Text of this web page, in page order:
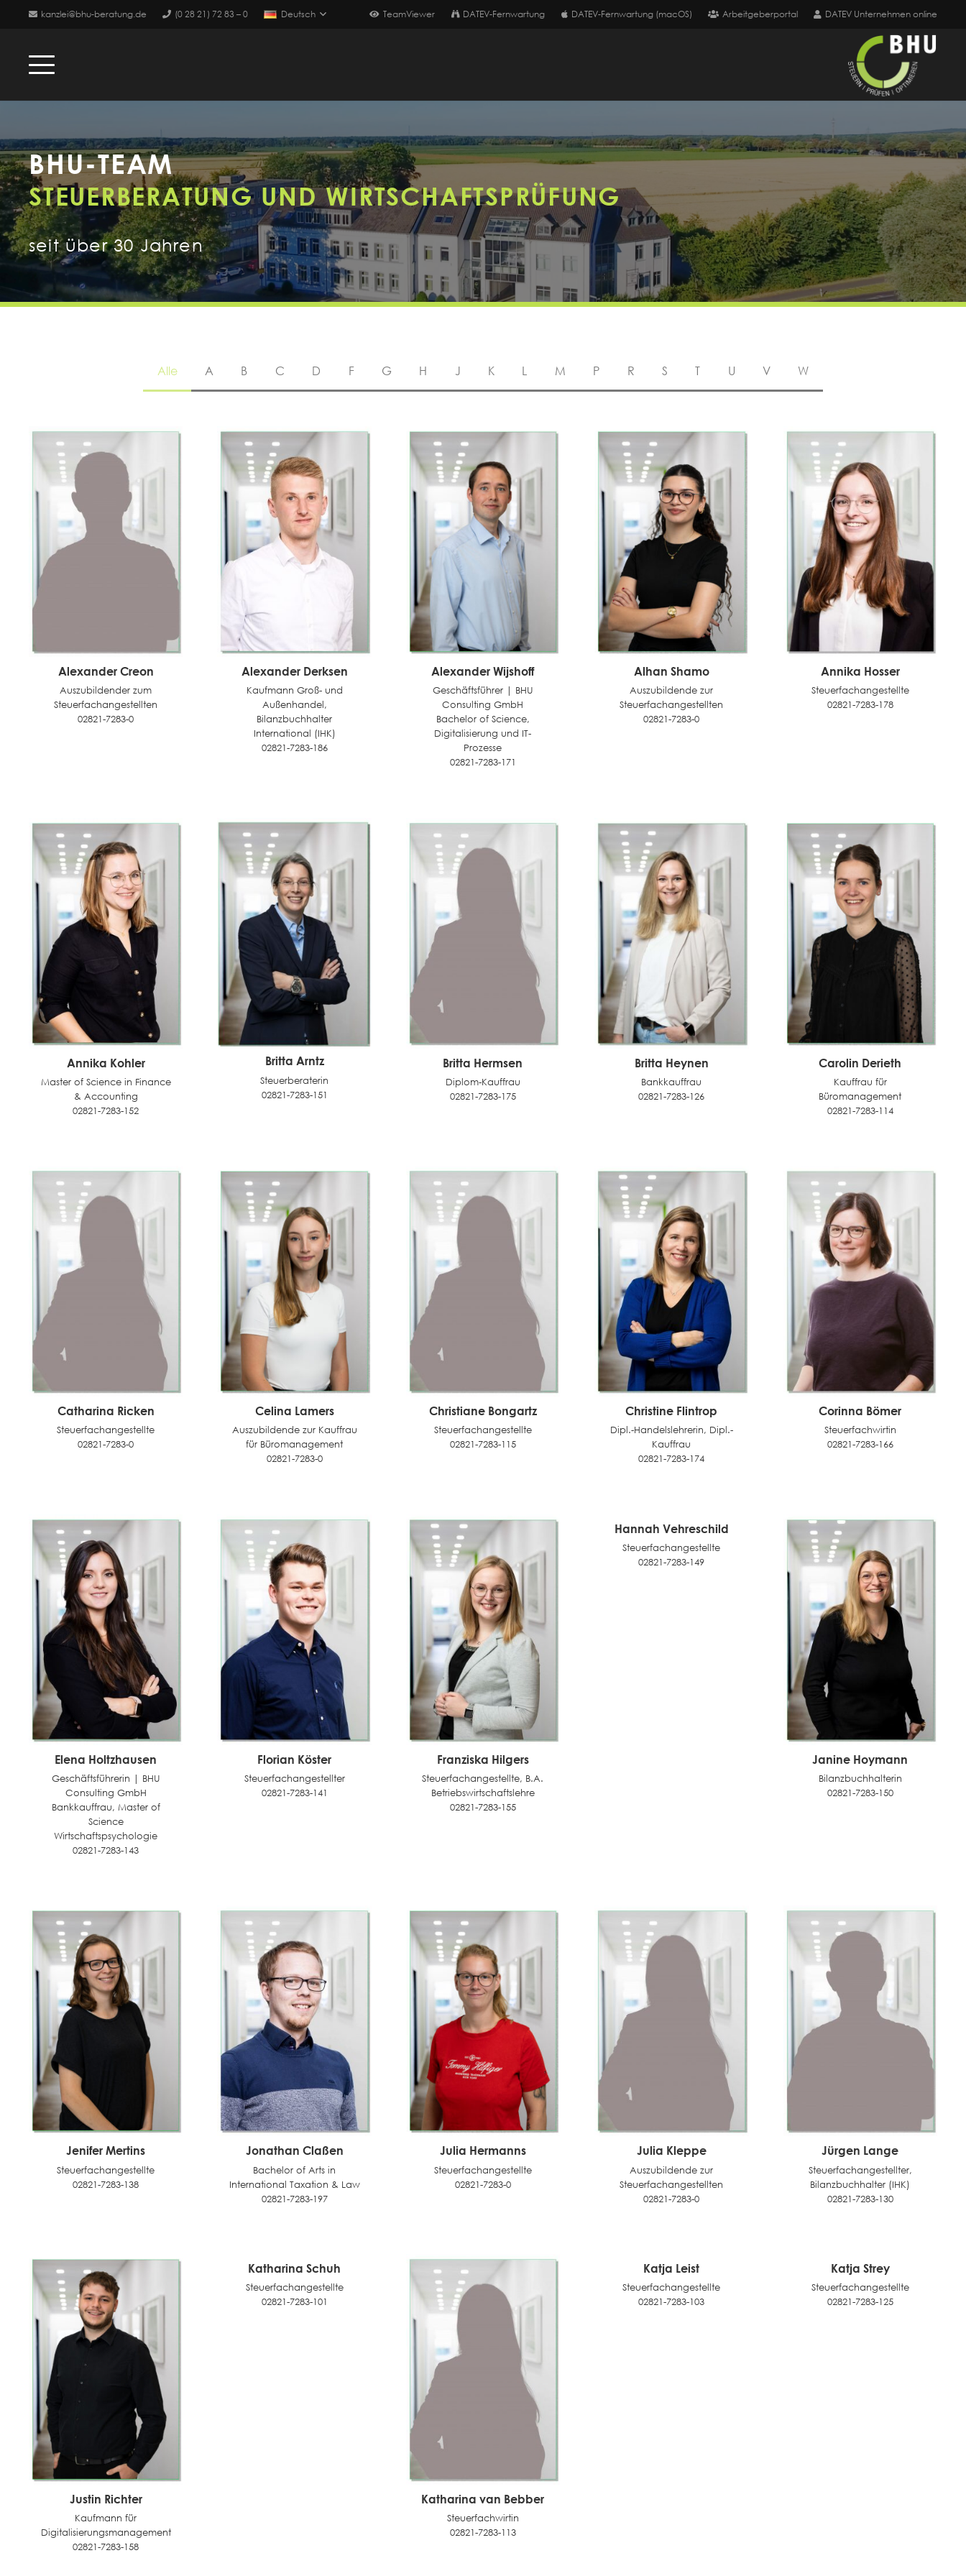
kanzlei@bhu-beratung.de (0 28 21) 72 83 – 0 Deutsch TeamViewer DATEV-Fernwartung DATEV-Fernwartung (macOS) Arbeitgeberportal DATEV Unternehmen online
BHU-TEAM
STEUERBERATUNG UND WIRTSCHAFTSPRÜFUNG
seit über 30 Jahren
Alle A B C D F G H J K L M P R S T U V W
Alexander Creon
Auszubildender zum
Steuerfachangestellten
02821-7283-0
Alexander Derksen
Kaufmann Groß- und
Außenhandel,
Bilanzbuchhalter
International (IHK)
02821-7283-186
Alexander Wijshoff
Geschäftsführer | BHU
Consulting GmbH
Bachelor of Science,
Digitalisierung und IT-
Prozesse
02821-7283-171
Alhan Shamo
Auszubildende zur
Steuerfachangestellten
02821-7283-0
Annika Hosser
Steuerfachangestellte
02821-7283-178
Annika Kohler
Master of Science in Finance
& Accounting
02821-7283-152
Britta Arntz
Steuerberaterin
02821-7283-151
Britta Hermsen
Diplom-Kauffrau
02821-7283-175
Britta Heynen
Bankkauffrau
02821-7283-126
Carolin Derieth
Kauffrau für
Büromanagement
02821-7283-114
Catharina Ricken
Steuerfachangestellte
02821-7283-0
Celina Lamers
Auszubildende zur Kauffrau
für Büromanagement
02821-7283-0
Christiane Bongartz
Steuerfachangestellte
02821-7283-115
Christine Flintrop
Dipl.-Handelslehrerin, Dipl.-
Kauffrau
02821-7283-174
Corinna Bömer
Steuerfachwirtin
02821-7283-166
Elena Holtzhausen
Geschäftsführerin | BHU
Consulting GmbH
Bankkauffrau, Master of
Science
Wirtschaftspsychologie
02821-7283-143
Florian Köster
Steuerfachangestellter
02821-7283-141
Franziska Hilgers
Steuerfachangestellte, B.A.
Betriebswirtschaftslehre
02821-7283-155
Hannah Vehreschild
Steuerfachangestellte
02821-7283-149
Janine Hoymann
Bilanzbuchhalterin
02821-7283-150
Jenifer Mertins
Steuerfachangestellte
02821-7283-138
Jonathan Claßen
Bachelor of Arts in
International Taxation & Law
02821-7283-197
Julia Hermanns
Steuerfachangestellte
02821-7283-0
Julia Kleppe
Auszubildende zur
Steuerfachangestellten
02821-7283-0
Jürgen Lange
Steuerfachangestellter,
Bilanzbuchhalter (IHK)
02821-7283-130
Justin Richter
Kaufmann für
Digitalisierungsmanagement
02821-7283-158
Katharina Schuh
Steuerfachangestellte
02821-7283-101
Katharina van Bebber
Steuerfachwirtin
02821-7283-113
Katja Leist
Steuerfachangestellte
02821-7283-103
Katja Strey
Steuerfachangestellte
02821-7283-125